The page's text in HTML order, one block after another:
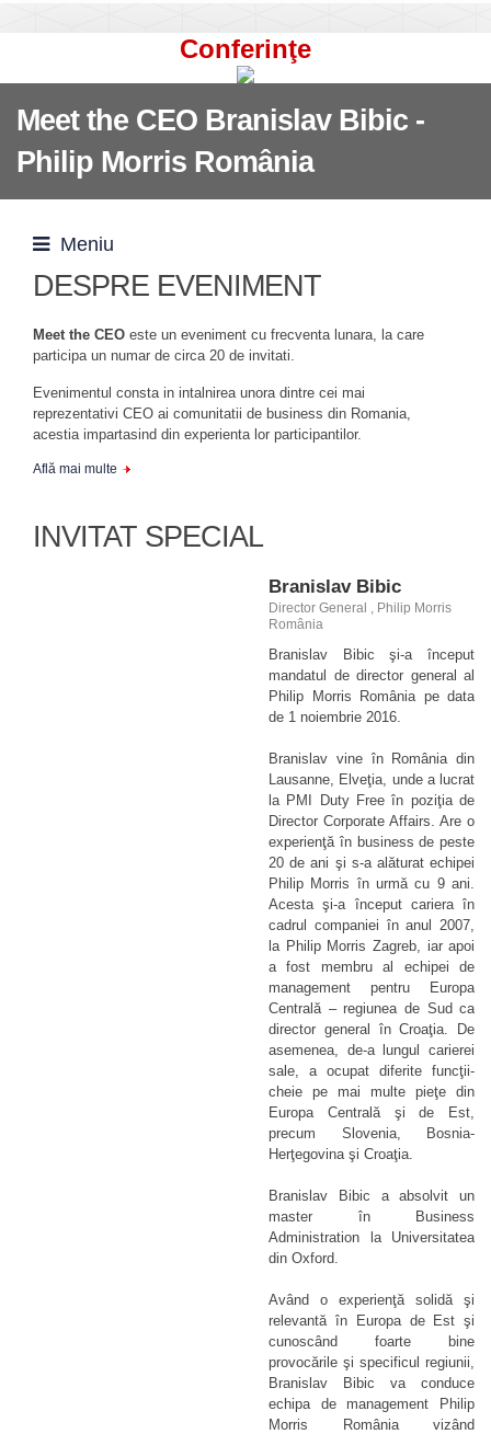
Conferinţe
Meet the CEO Branislav Bibic -
Philip Morris România
Meniu
DESPRE EVENIMENT
Meet the CEO este un eveniment cu frecventa lunara, la care
participa un numar de circa 20 de invitati.
Evenimentul consta in intalnirea unora dintre cei mai
reprezentativi CEO ai comunitatii de business din Romania,
acestia impartasind din experienta lor participantilor.
Află mai multe
INVITAT SPECIAL
Branislav Bibic
Director General , Philip Morris
România
Branislav Bibic şi-a început
mandatul de director general al
Philip Morris România pe data
de 1 noiembrie 2016.
Branislav vine în România din
Lausanne, Elveţia, unde a lucrat
la PMI Duty Free în poziţia de
Director Corporate Affairs. Are o
experienţă în business de peste
20 de ani şi s-a alăturat echipei
Philip Morris în urmă cu 9 ani.
Acesta şi-a început cariera în
cadrul companiei în anul 2007,
la Philip Morris Zagreb, iar apoi
a fost membru al echipei de
management pentru Europa
Centrală – regiunea de Sud ca
director general în Croaţia. De
asemenea, de-a lungul carierei
sale, a ocupat diferite funcţii-
cheie pe mai multe pieţe din
Europa Centrală şi de Est,
precum Slovenia, Bosnia-
Herţegovina şi Croaţia.
Branislav Bibic a absolvit un
master în Business
Administration la Universitatea
din Oxford.
Având o experienţă solidă şi
relevantă în Europa de Est şi
cunoscând foarte bine
provocările şi specificul regiunii,
Branislav Bibic va conduce
echipa de management Philip
Morris România vizând